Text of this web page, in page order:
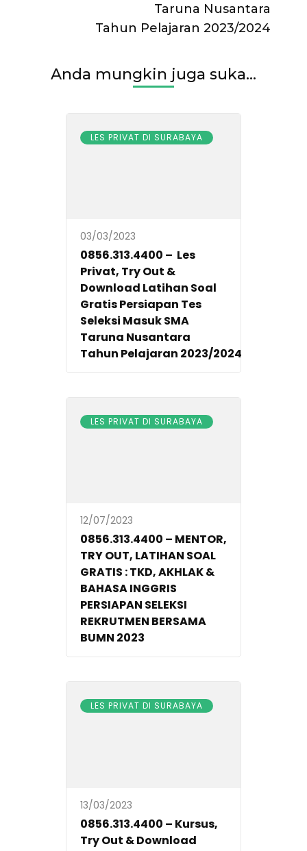
Taruna Nusantara
Tahun Pelajaran 2023/2024
Anda mungkin juga suka...
LES PRIVAT DI SURABAYA
03/03/2023
0856.313.4400 – Les
Privat, Try Out &
Download Latihan Soal
Gratis Persiapan Tes
Seleksi Masuk SMA
Taruna Nusantara
Tahun Pelajaran 2023/2024
LES PRIVAT DI SURABAYA
12/07/2023
0856.313.4400 – MENTOR,
TRY OUT, LATIHAN SOAL
GRATIS : TKD, AKHLAK &
BAHASA INGGRIS
PERSIAPAN SELEKSI
REKRUTMEN BERSAMA
BUMN 2023
LES PRIVAT DI SURABAYA
13/03/2023
0856.313.4400 – Kursus,
Try Out & Download